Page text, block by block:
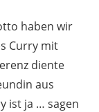
haben wir
Curry mit
diente
aus
ist ja … sagen